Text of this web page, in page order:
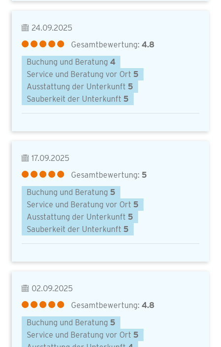
24.09.2025
Gesamtbewertung: 4.8
Buchung und Beratung 4
Service und Beratung vor Ort 5
Ausstattung der Unterkunft 5
Sauberkeit der Unterkunft 5
17.09.2025
Gesamtbewertung: 5
Buchung und Beratung 5
Service und Beratung vor Ort 5
Ausstattung der Unterkunft 5
Sauberkeit der Unterkunft 5
02.09.2025
Gesamtbewertung: 4.8
Buchung und Beratung 5
Service und Beratung vor Ort 5